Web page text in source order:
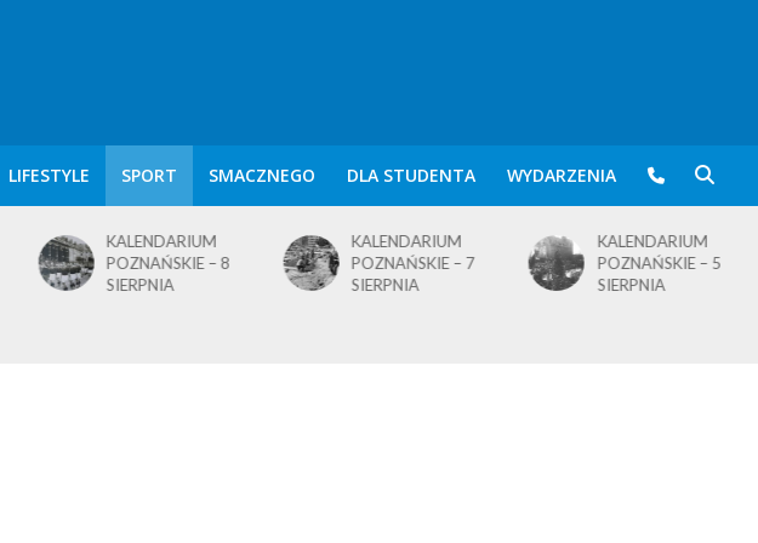
LIFESTYLE SPORT SMACZNEGO DLA STUDENTA WYDARZENIA
KALENDARIUM
POZNAŃSKIE – 8
SIERPNIA
KALENDARIUM
POZNAŃSKIE – 7
SIERPNIA
KALENDARIUM
POZNAŃSKIE – 5
SIERPNIA